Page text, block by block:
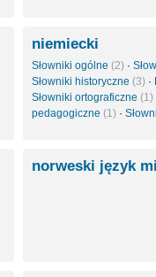
niemiecki
Słowniki ogólne (2) ·
Słowniki historyczne (3) ·
Słowniki ortograficzne (1)
pedagogiczne (1) ·
norweski język